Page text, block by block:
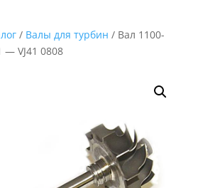
/ Валы для турбин / Вал 1100-
— VJ41 0808